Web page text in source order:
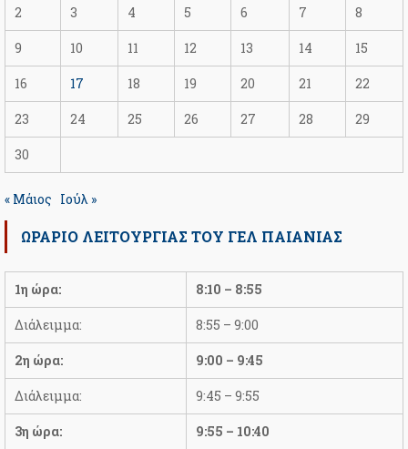
2 3 4 5 6 7 8
9 10 11 12 13 14 15
16 17 18 19 20 21 22
23 24 25 26 27 28 29
30
« Μάιος Ιούλ »
ΩΡΆΡΙΟ ΛΕΙΤΟΥΡΓΊΑΣ ΤΟΥ ΓΕΛ ΠΑΙΑΝΊΑΣ
1η ώρα: 8:10 – 8:55
Διάλειμμα: 8:55 – 9:00
2η ώρα: 9:00 – 9:45
Διάλειμμα: 9:45 – 9:55
3η ώρα: 9:55 – 10:40